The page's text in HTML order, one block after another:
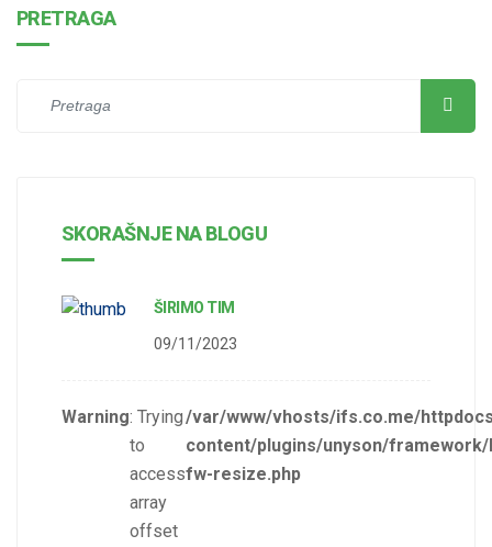
PRETRAGA
SKORAŠNJE NA BLOGU
ŠIRIMO TIM
09/11/2023
Warning: Trying
to
access
array
offset
/var/www/vhosts/ifs.co.me/
content/plugins/unyson/
fw-resize.php